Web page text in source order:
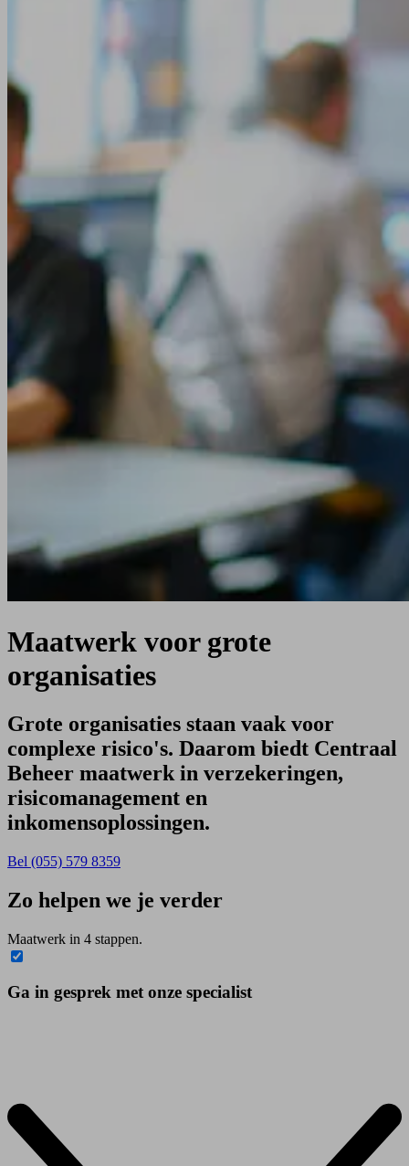
Maatwerk voor grote
organisaties
Grote organisaties staan vaak voor
complexe risico's. Daarom biedt Centraal
Beheer maatwerk in verzekeringen,
risicomanagement en
inkomensoplossingen.
Bel (055) 579 8359
Zo helpen we je verder
Maatwerk in 4 stappen.
Ga in gesprek met onze specialist